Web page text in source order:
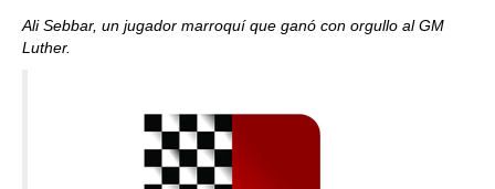
Ali Sebbar, un jugador marroquí que ganó con orgullo al GM
Luther.